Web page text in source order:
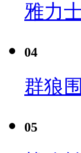
雅力
04
群狼
05